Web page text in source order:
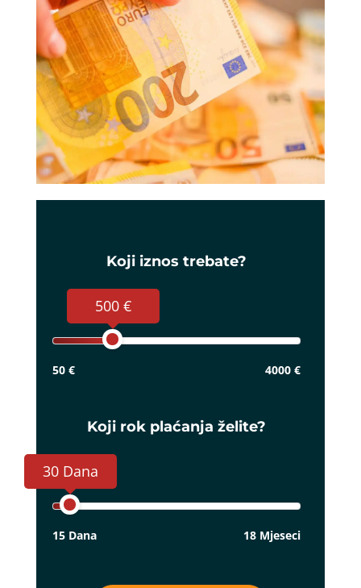
Koji iznos trebate?
500 €
50 € 4000 €
Koji rok plaćanja želite?
30 Dana
15 Dana 18 Mjeseci